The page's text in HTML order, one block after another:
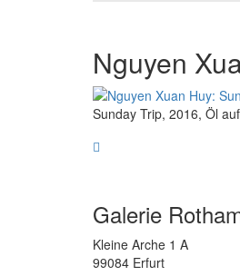
Nguyen
Sunday Trip, 2016, Öl
Galerie
Kleine Arche 1 A
99084 Erfurt